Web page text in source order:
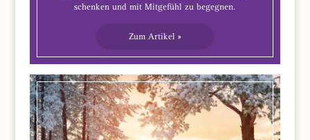
schenken und mit Mitgefühl zu begegnen.
Zum Artikel »